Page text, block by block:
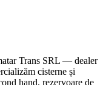
Trans SRL — dealer
cisterne și
hand, rezervoare de